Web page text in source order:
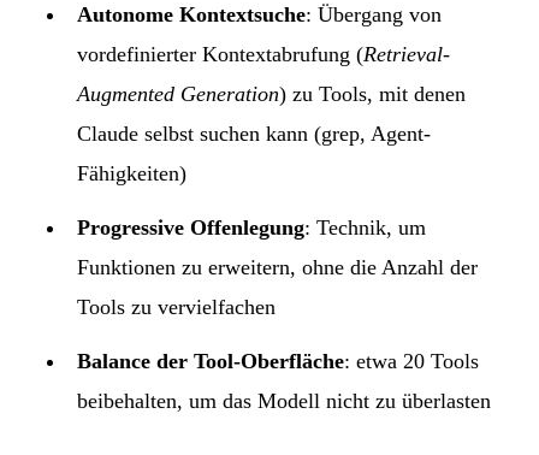
Autonome Kontextsuche: Übergang von
vordefinierter Kontextabrufung (Retrieval-
Augmented Generation) zu Tools, mit denen
Claude selbst suchen kann (grep, Agent-
Fähigkeiten)
Progressive Offenlegung: Technik, um
Funktionen zu erweitern, ohne die Anzahl der
Tools zu vervielfachen
Balance der Tool-Oberfläche: etwa 20 Tools
beibehalten, um das Modell nicht zu überlasten